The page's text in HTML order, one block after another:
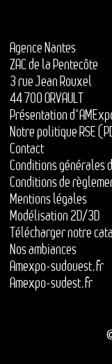
Agence Nantes
ZAC de la Pentecôte
3 rue Jean Rouxel
44 700 ORVAULT
Présentation
Notre politique RSE
Contact
Conditions générales
Conditions de
Mentions légales
Modélisation 2D/3D
Télécharger notre
Nos ambiances
Amexpo-sudouest.fr
Amexpo-sudest.fr